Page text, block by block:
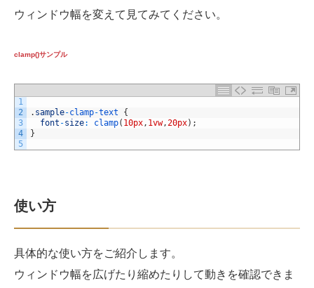
ウィンドウ幅を変えて見てみてください。
clamp()サンプル
1
2
3
4
5
. sample-clamp-text
{
font -size: clamp( 10px, 1vw,20px) ;
}
使い方
具体的な使い方をご紹介します。
ウィンドウ幅を広げたり縮めたりして動きを確認できま